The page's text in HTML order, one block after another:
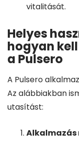
vitalitását.
Helyes
hogyan
a Pulsero
A Pulsero
Az alábbiakban
utasítást:
Alkalmazás